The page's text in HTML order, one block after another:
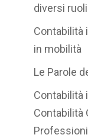
diversi
Contabilità
in mobilità
Le Parole
Contabilità
Contabilità